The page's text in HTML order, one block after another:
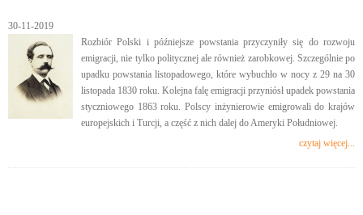
30-11-2019
Rozbiór Polski i późniejsze powstania przyczyniły się do rozwoju
emigracji, nie tylko politycznej ale również zarobkowej. Szczególnie po
upadku powstania listopadowego, które wybuchło w nocy z 29 na 30
listopada 1830 roku. Kolejna falę emigracji przyniósł upadek powstania
styczniowego 1863 roku. Polscy inżynierowie emigrowali do krajów
europejskich i Turcji, a część z nich dalej do Ameryki Południowej.
czytaj więcej...